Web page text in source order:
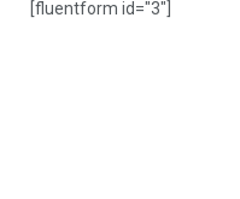
[fluentform id="3"]